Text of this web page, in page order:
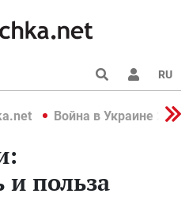
RU
Война в Украине 2022
и польза